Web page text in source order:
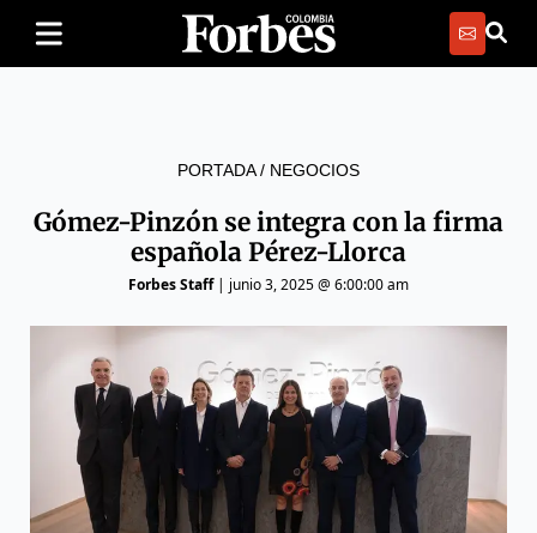
PORTADA/ NEGOCIOS
Gómez-Pinzón se integra con la firma
española Pérez-Llorca
Forbes Staff| junio 3, 2025 @ 6:00:00 am